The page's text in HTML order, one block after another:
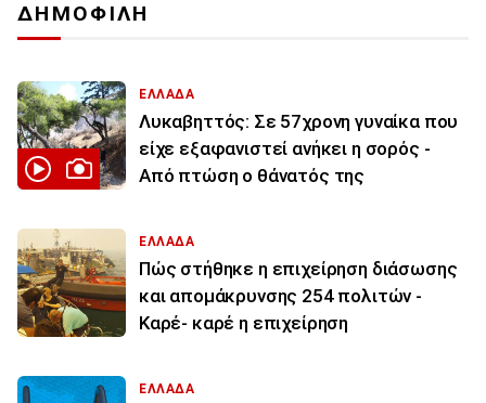
ΔΗΜΟΦΙΛΗ
ΕΛΛΑΔΑ
Λυκαβηττός: Σε 57χρονη γυναίκα που
είχε εξαφανιστεί ανήκει η σορός -
Από πτώση ο θάνατός της
ΕΛΛΑΔΑ
Πώς στήθηκε η επιχείρηση διάσωσης
και απομάκρυνσης 254 πολιτών -
Καρέ- καρέ η επιχείρηση
ΕΛΛΑΔΑ